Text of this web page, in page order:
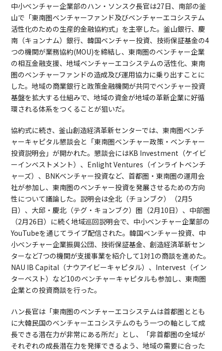
中小ベンチャー企業部のハン・ソンスク長官は27日、南部の釜
山で「東南圏ベンチャーファンド及びベンチャーエコシステム
活性化のための生産的金融協約式」を主宰した。釜山銀行、慶
南（キョンナム）銀行、韓国ベンチャー投資、技術保証基金の4
つの機関が業務協約(MOU)を締結し、東南圏のベンチャー企業
の相互金融支援、地域ベンチャーエコシステムの活性化、東南
圏のベンチャーファンドの造成及び運用協力に乗り出すことに
した。地域の商業銀行と政策金融機関が共同でベンチャー投資
基盤を拡大する仕組みで、地域の資金が地域の革新企業に好循
環される体系をつくることが狙いだ。
協約式に続き、釜山創造経済革新センターでは、東南圏ベンチ
ャーキャピタル懇談会と「東南圏ベンチャー政策・ベンチャー
投資説明会」が開かれた。懇談会にはKB Investment（ケイビ
ーインベストメント）、Enlight Ventures（インライトベンチ
ャーズ）、BNKベンチャー投資など、首都圏・東南圏の運用会
社が参加し、東南圏のベンチャー投資を発展させるための方向
性について議論した。説明会は全北（チョンブク）（2月5
日）、大邱・慶北（テグ・キョンブク）圏（2月10日）、中部圏
（2月26日）に続く地域巡回説明会で、中小ベンチャー企業部の
YouTubeを通じてライブ配信された。韓国ベンチャー投資、中
小ベンチャー企業振興公団、技術保証基金、創造経済革新セン
ターなど7つの機関が支援事業を紹介して1対1の商談を進めた。
NAU IB Capital（ナウアイビーキャピタル）、Intervest（イン
ターベスト）など10のベンチャーキャピタルも参加し、東南圏
企業との投資商談を行った。
ハン長官は「東南圏のベンチャーエコシステムは首都圏ととも
に大韓民国のベンチャーエコシステムのもう一つの軸として成
長できる潜在力が非常にある所だ」とし、「非首都圏の全域が
それぞれの成長潜在力を発揮できるよう、地域の需要に合った